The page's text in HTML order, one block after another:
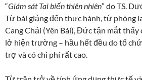
“Giám sát Tai biến thiên nhiên” do TS.
Từ bài giảng đến thực hành, từ phòng
Cang Chải (Yên Bái), Đức tận mắt thấy
lở hiện trường – hầu hết đều do tổ
trợ và có chi phí rất cao.